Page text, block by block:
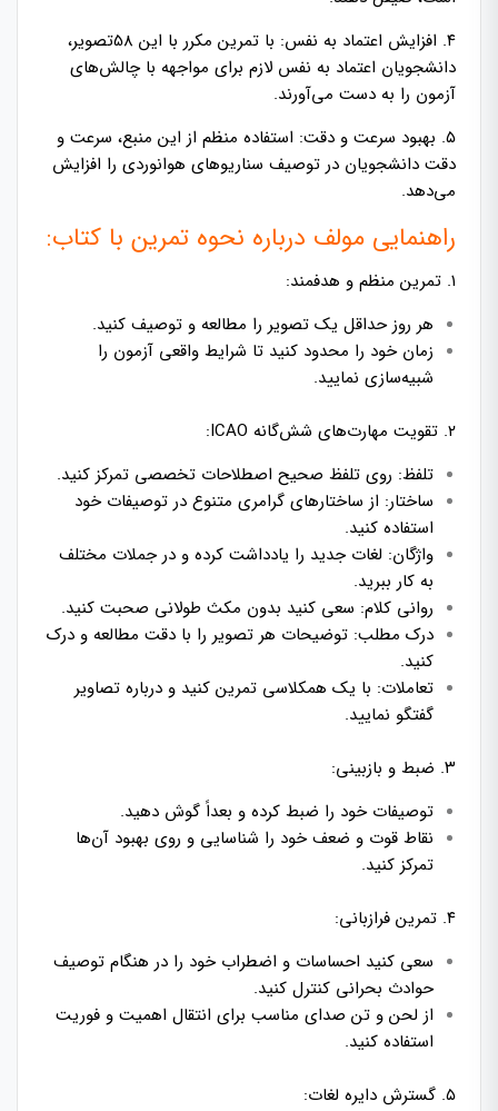
۴. افزایش اعتماد به نفس: با تمرین مکرر با این 58تصویر،
دانشجویان اعتماد به نفس لازم برای مواجهه با چالش‌های
آزمون را به دست می‌آورند.
۵. بهبود سرعت و دقت: استفاده منظم از این منبع، سرعت و
دقت دانشجویان در توصیف سناریوهای هوانوردی را افزایش
می‌دهد.
راهنمایی مولف درباره نحوه تمرین با کتاب:
۱. تمرین منظم و هدفمند:
هر روز حداقل یک تصویر را مطالعه و توصیف کنید.
زمان خود را محدود کنید تا شرایط واقعی آزمون را
شبیه‌سازی نمایید.
۲. تقویت مهارت‌های شش‌گانه ICAO:
تلفظ: روی تلفظ صحیح اصطلاحات تخصصی تمرکز کنید.
ساختار: از ساختارهای گرامری متنوع در توصیفات خود
استفاده کنید.
واژگان: لغات جدید را یادداشت کرده و در جملات مختلف
به کار ببرید.
روانی کلام: سعی کنید بدون مکث طولانی صحبت کنید.
درک مطلب: توضیحات هر تصویر را با دقت مطالعه و درک
کنید.
تعاملات: با یک همکلاسی تمرین کنید و درباره تصاویر
گفتگو نمایید.
۳. ضبط و بازبینی:
توصیفات خود را ضبط کرده و بعداً گوش دهید.
نقاط قوت و ضعف خود را شناسایی و روی بهبود آن‌ها
تمرکز کنید.
۴. تمرین فرازبانی:
سعی کنید احساسات و اضطراب خود را در هنگام توصیف
حوادث بحرانی کنترل کنید.
از لحن و تن صدای مناسب برای انتقال اهمیت و فوریت
استفاده کنید.
۵. گسترش دایره لغات: